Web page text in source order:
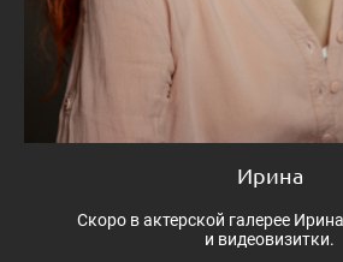
Ирина
Скоро в актерской галерее
и видеовизитки.